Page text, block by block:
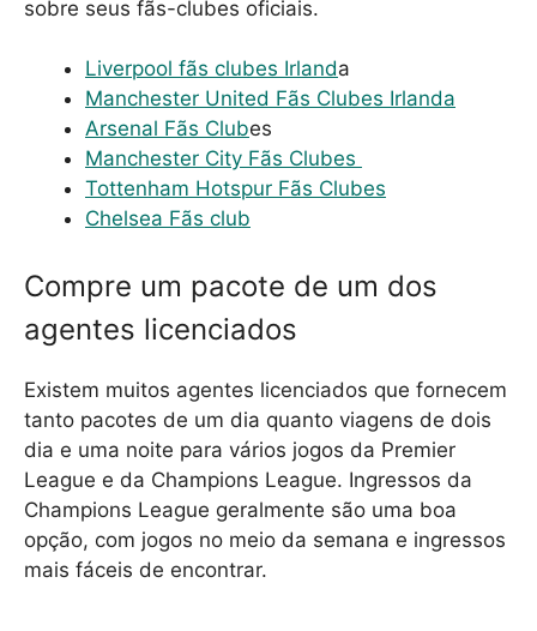
sobre seus fãs-clubes oficiais.
Liverpool fãs clubes Irlanda
Manchester United Fãs Clubes Irlanda
Arsenal Fãs Clubes
Manchester City Fãs Clubes
Tottenham Hotspur Fãs Clubes
Chelsea Fãs club
Compre um pacote de um dos
agentes licenciados
Existem muitos agentes licenciados que fornecem
tanto pacotes de um dia quanto viagens de dois
dia e uma noite para vários jogos da Premier
League e da Champions League. Ingressos da
Champions League geralmente são uma boa
opção, com jogos no meio da semana e ingressos
mais fáceis de encontrar.